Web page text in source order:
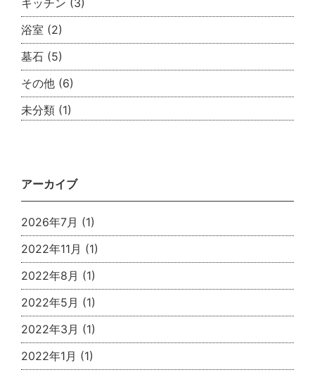
キッチン (3)
浴室 (2)
墓石 (5)
その他 (6)
未分類 (1)
アーカイブ
2026年7月 (1)
2022年11月 (1)
2022年8月 (1)
2022年5月 (1)
2022年3月 (1)
2022年1月 (1)